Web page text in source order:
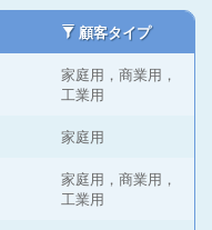
顧客タイプ
家庭用，商業用，
工業用
家庭用
家庭用，商業用，
工業用